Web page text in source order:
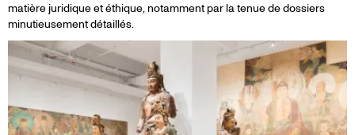
matière juridique et éthique, notamment par la tenue de dossiers
minutieusement détaillés.